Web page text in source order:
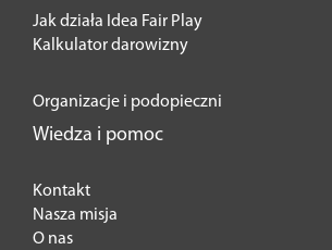
Jak działa Idea Fair Play
Kalkulator darowizny
Organizacje i podopieczni
Wiedza i pomoc
Kontakt
Nasza misja
O nas